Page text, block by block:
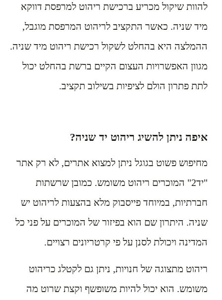
להוות שיקול מכריע ברכישת ריהוט למרפסת דווקא
מיד שניה. כאשר התקציב לריהוט המרפסת מוגבל,
ההמלצה היא בהחלט לשקול רכישת ריהוט מיד שניה.
מגוון האפשרויות העצום הקיים ברשת בהחלט יכול
לתת פתרון הולם לציפיות בשילוב תקציב.
איפה ניתן להשיג ריהוט יד שניה?
מחיפוש פשוט בגוגל ניתן למצוא אתרים, לא רק אתר
"יד2" המוכרים ריהוט משומש. כמובן שרשתות
חברתיות, במיוחד פייסבוק מלא בהצעות לריהוט יש
שניה. היתרון שם הוא בפיזור של המוכרים על פני כל
המדינה ויכולת לסנן על פי קרטריונים רצויים.
ריהוט מתצוגה של חנויות, ניתן גם לקטלג כריהוט
משומש. הוא יכול להיות משופשף וקצת שרוט מה